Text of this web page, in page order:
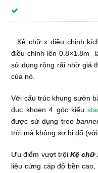
Kệ chữ xđiều chỉnh
điều chỉnh lên 0.8×1.8m
sử dụng rộng rãi nhờ giá
của nó.
Với cấu trúc khung sườn
đục khoen 4 góc kiểu
được sử dụng treo
trời mà không sợ bị đổ
Ưu điểm vượt trội Kệ chữ
liệu cứng cáp độ bền